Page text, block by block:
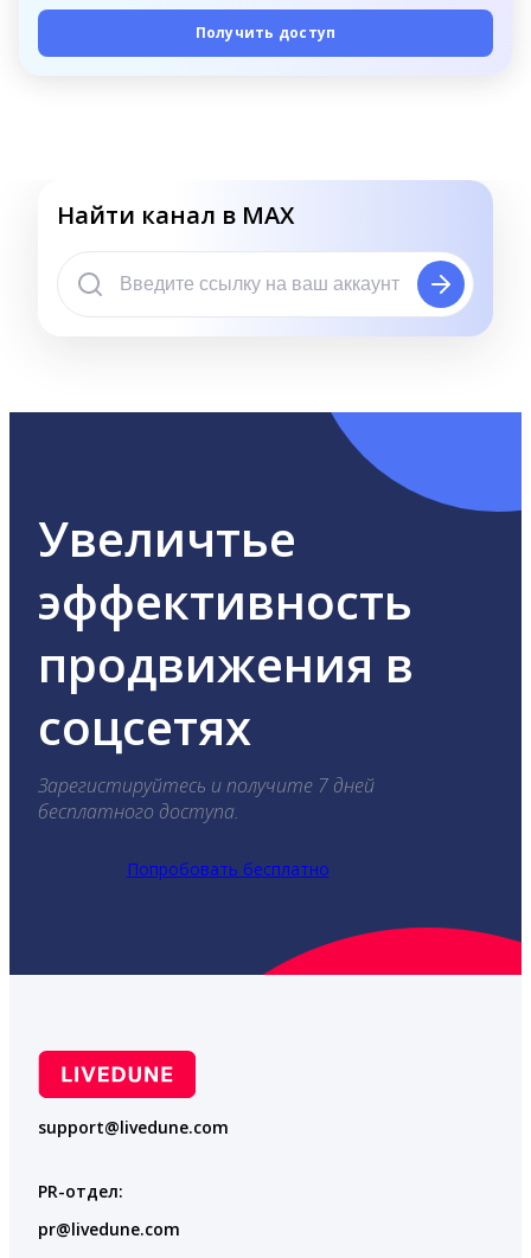
Получить доступ
Найти канал в MAX
Увеличтье
эффективность
продвижения в
соцсетях
Зарегистируйтесь и получите 7 дней
бесплатного доступа.
Попробовать бесплатно
support@livedune.com
PR-отдел:
pr@livedune.com